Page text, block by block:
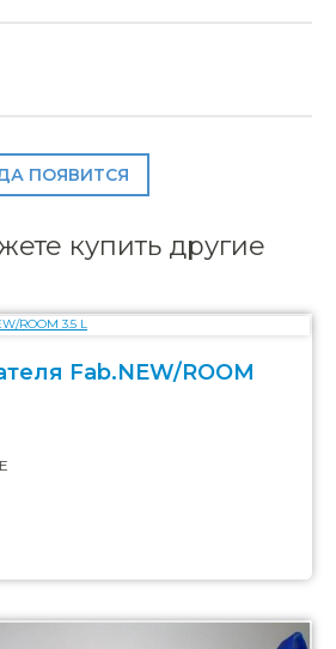
ПОЯВИТСЯ
купить другие
Fab.NEW/ROOM